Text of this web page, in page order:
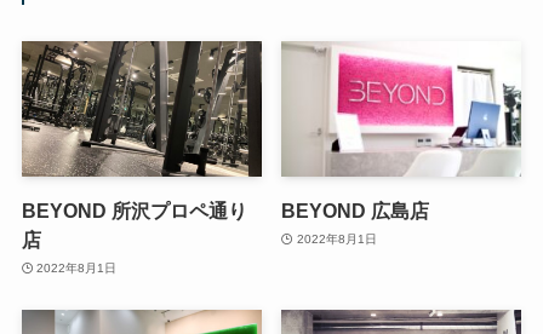
BEYOND 所沢プロペ通り
店
2022年8月1日
BEYOND 広島店
2022年8月1日